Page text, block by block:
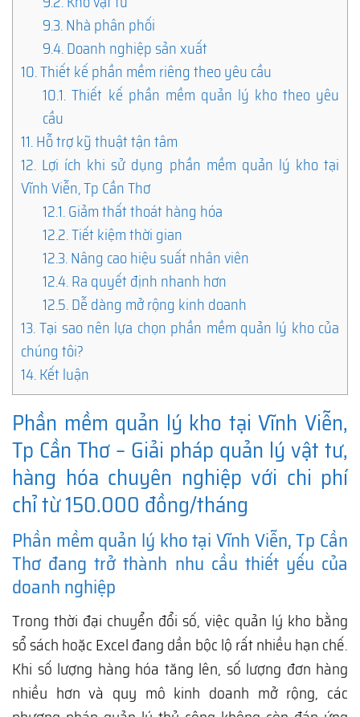
9.3.Nhà phân phối
9.4.Doanh nghiệp sản xuất
10.Thiết kế phần mềm riêng theo yêu cầu
10.1. Thiết kế phần mềm quản lý kho theo yêu
cầu
11.Hỗ trợ kỹ thuật tận tâm
12. Lợi ích khi sử dụng phần mềm quản lý kho tại
Vĩnh Viễn, Tp Cần Thơ
12.1.Giảm thất thoát hàng hóa
12.2.Tiết kiệm thời gian
12.3.Nâng cao hiệu suất nhân viên
12.4.Ra quyết định nhanh hơn
12.5.Dễ dàng mở rộng kinh doanh
13.Tại sao nên lựa chọn phần mềm quản lý kho của
chúng tôi?
14.Kết luận
Phần mềm quản lý kho tại Vĩnh Viễn,
Tp Cần Thơ – Giải pháp quản lý vật tư,
hàng hóa chuyên nghiệp với chi phí
chỉ từ 150.000 đồng/tháng
Phần mềm quản lý kho tại Vĩnh Viễn, Tp Cần
Thơ đang trở thành nhu cầu thiết yếu của
doanh nghiệp
Trong thời đại chuyển đổi số, việc quản lý kho bằng
sổ sách hoặc Excel đang dần bộc lộ rất nhiều hạn chế.
Khi số lượng hàng hóa tăng lên, số lượng đơn hàng
nhiều hơn và quy mô kinh doanh mở rộng, các